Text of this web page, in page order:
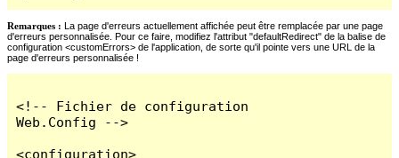
Remarques : La page d'erreurs actuellement affichée peut être remplacée par une page
d'erreurs personnalisée. Pour ce faire, modifiez l'attribut "defaultRedirect" de la balise de
configuration <customErrors> de l'application, de sorte qu'il pointe vers une URL de la
page d'erreurs personnalisée !
<!-- Fichier de configuration
Web.Config -->
<configuration>